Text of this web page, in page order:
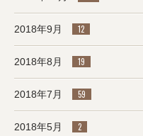
2018年9月 12
2018年8月 19
2018年7月 59
2018年5月 2